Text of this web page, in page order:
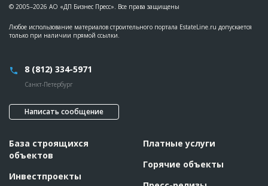
© 2005–2026 АО «ДП Бизнес Пресс». Все права защищены
Любое использование материалов строительного портала EstateLine.ru допускается
только при наличии прямой ссылки.
8 (812) 334-5971
Санкт-Петербург
Написать сообщение
База строящихся
объектов
Инвестпроекты
Платные услуги
Горячие объекты